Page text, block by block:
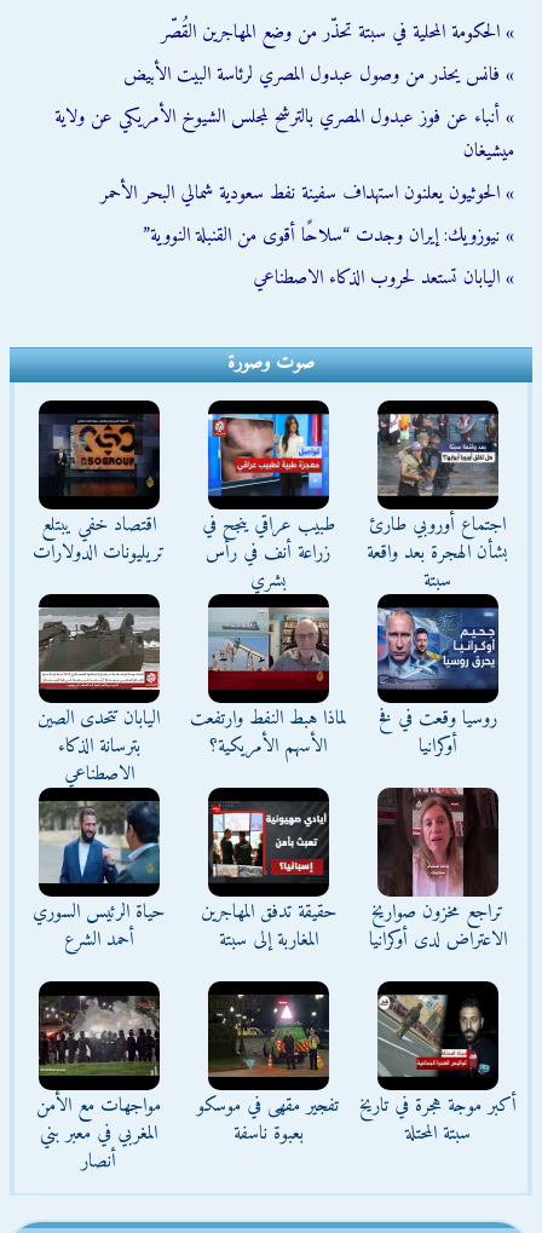
» الحكومة المحلية في سبتة تحذّر من وضع المهاجرين القُصّر
» فانس يحذر من وصول عبدول المصري لرئاسة البيت الأبيض
» أنباء عن فوز عبدول المصري بالترشح لمجلس الشيوخ الأمريكي عن ولاية
ميشيغان
» الحوثيون يعلنون استهداف سفينة نفط سعودية شمالي البحر الأحمر
» نيوزويك: إيران وجدت “سلاحًا أقوى من القنبلة النووية”
» اليابان تستعد لحروب الذكاء الاصطناعي
صوت وصورة
اجتماع أوروبي طارئ
بشأن الهجرة بعد واقعة
سبتة
طبيب عراقي ينجح في
زراعة أنف في رأس
بشري
اقتصاد خفي يبتلع
تريليونات الدولارات
روسيا وقعت في فخ
أوكرانيا
لماذا هبط النفط وارتفعت
الأسهم الأمريكية؟
اليابان تتحدى الصين
بترسانة الذكاء
الاصطناعي
تراجع مخزون صواريخ
الاعتراض لدى أوكرانيا
حقيقة تدفق المهاجرين
المغاربة إلى سبتة
حياة الرئيس السوري
أحمد الشرع
أكبر موجة هجرة في تاريخ
سبتة المحتلة
تفجير مقهى في موسكو
بعبوة ناسفة
مواجهات مع الأمن
المغربي في معبر بني
أنصار